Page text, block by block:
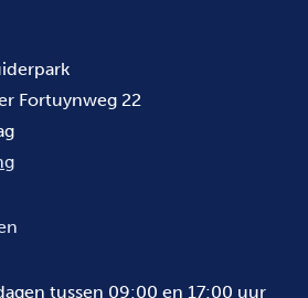
Fortuynweg 22
tussen 09:00 en 17:00 uur